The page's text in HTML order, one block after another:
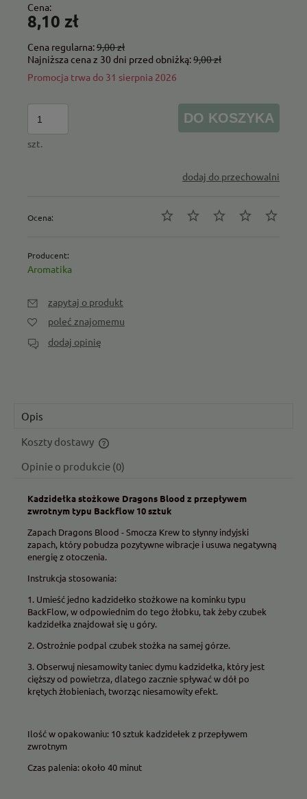
Cena:
8,10 zł
Cena regularna:9,00 zł
Najniższa cena z 30 dni przed obniżką:9,00 zł
Promocja trwa do 31 sierpnia 2026
szt.
DO KOSZYKA
dodaj do przechowalni
Ocena:
Producent:
Aromatika
zapytaj o produkt
poleć znajomemu
dodaj opinię
Opis
Koszty dostawy
Cena nie zawiera ewentualnych kosztów płatności
Opinie o produkcie (0)
Kadzidełka stożkowe Dragons Blood z przepływem
zwrotnym typu Backflow 10 sztuk
Zapach Dragons Blood - Smocza Krew to słynny indyjski
zapach, który pobudza pozytywne wibracje i usuwa negatywną
energię z otoczenia.
Instrukcja stosowania:
1. Umieść jedno kadzidełko stożkowe na kominku typu
BackFlow, w odpowiednim do tego żłobku, tak żeby czubek
kadzidełka znajdował się u góry.
2. Ostrożnie podpal czubek stożka na samej górze.
3. Obserwuj niesamowity taniec dymu kadzidełka, który jest
cięższy od powietrza, dlatego zacznie spływać w dół po
krętych żłobieniach, tworząc niesamowity efekt.
Ilość w opakowaniu: 10 sztuk kadzidełek z przepływem
zwrotnym
Czas palenia: około 40 minut